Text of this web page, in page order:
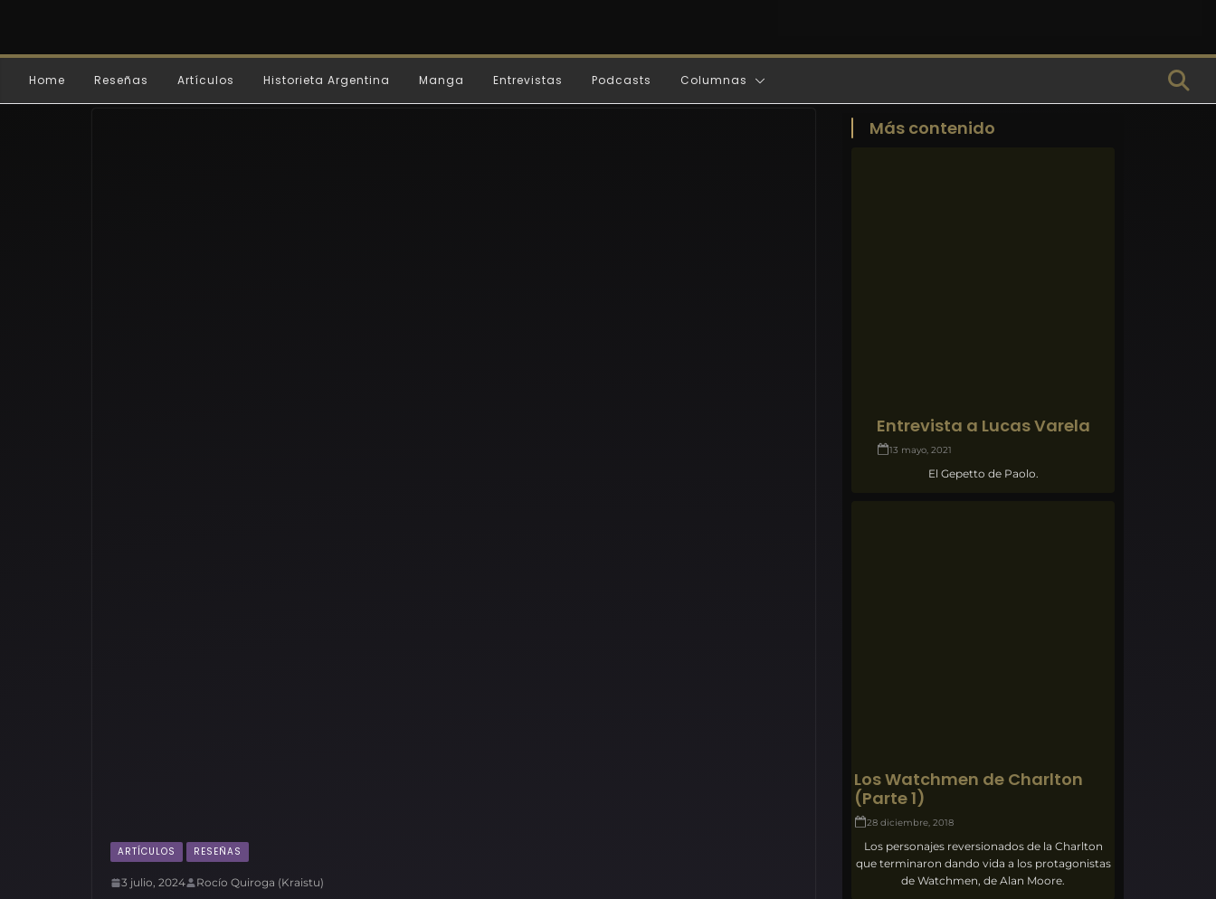
Home Reseñas Artículos Historieta Argentina Manga Entrevistas Podcasts Columnas
ARTÍCULOS RESEÑAS
3 julio, 2024 Rocío Quiroga (Kraistu)
Más contenido
Entrevista a Lucas Varela
13 mayo, 2021
El Gepetto de Paolo.
Los Watchmen de Charlton
(Parte 1)
28 diciembre, 2018
Los personajes reversionados de la Charlton
que terminaron dando vida a los protagonistas
de Watchmen, de Alan Moore.